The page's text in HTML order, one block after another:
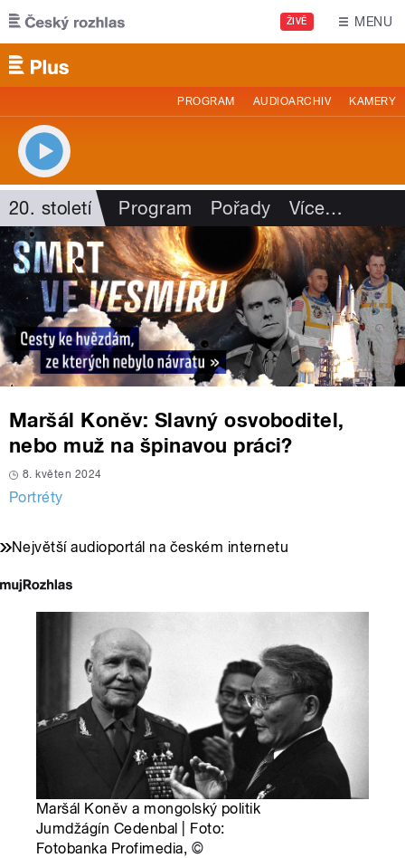
Přejít k hlavnímu obsahu
ŽIVĚ MENU
PROGRAM AUDIOARCHIV KAMERY
20. století Program Pořady Více…
Maršál Koněv: Slavný osvoboditel,
nebo muž na špinavou práci?
8. květen 2024
Portréty
Největší audioportál na českém internetu
Maršál Koněv a mongolský politik
Jumdžágín Cedenbal | Foto:
Fotobanka Profimedia, ©